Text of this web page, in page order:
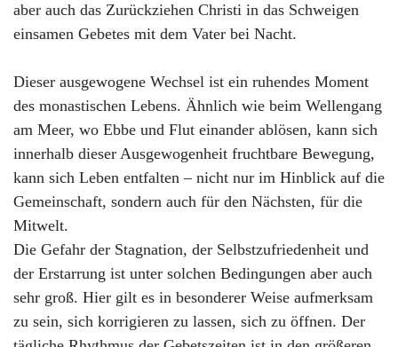
aber auch das Zurückziehen Christi in das Schweigen
einsamen Gebetes mit dem Vater bei Nacht.
Dieser ausgewogene Wechsel ist ein ruhendes Moment
des monastischen Lebens. Ähnlich wie beim Wellengang
am Meer, wo Ebbe und Flut einander ablösen, kann sich
innerhalb dieser Ausgewogenheit fruchtbare Bewegung,
kann sich Leben entfalten – nicht nur im Hinblick auf die
Gemeinschaft, sondern auch für den Nächsten, für die
Mitwelt.
Die Gefahr der Stagnation, der Selbstzufriedenheit und
der Erstarrung ist unter solchen Bedingungen aber auch
sehr groß. Hier gilt es in besonderer Weise aufmerksam
zu sein, sich korrigieren zu lassen, sich zu öffnen. Der